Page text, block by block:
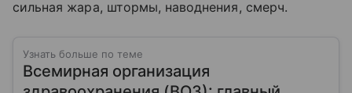
сильная жара, штормы, наводнения, смерч.
Узнать больше по теме
Всемирная организация